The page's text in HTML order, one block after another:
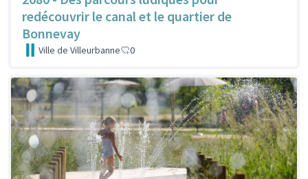
redécouvrir le canal et le quartier de
Bonnevay
Ville de Villeurbanne 0